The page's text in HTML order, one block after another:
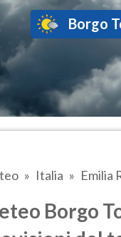
Borgo
Italia Emilia
Borgo